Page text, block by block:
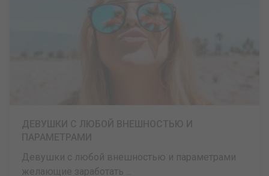
Девушки с любой внешностью и параметрами
желающие заработать ...